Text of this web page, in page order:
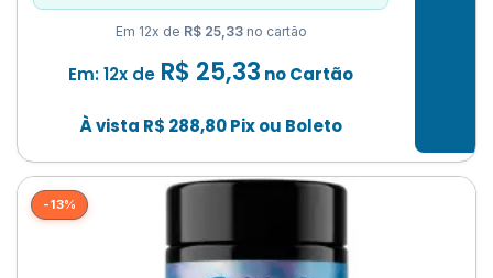
Em 12x de R$ 25,33no cartão
Em: 12x de R$ 25,33 no Cartão
À vista R$ 288,80Pix ou Boleto
-13%